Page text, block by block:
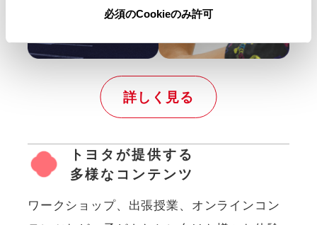
必須のCookieのみ許可
詳しく見る
トヨタが提供する
多様なコンテンツ
ワークショップ、出張授業、オンラインコン